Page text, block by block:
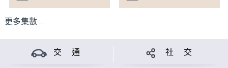
更多集數 ...
交 通 社 交